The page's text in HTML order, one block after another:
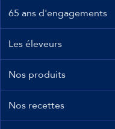
65 ans d'engagements
Les éleveurs
Nos produits
Nos recettes